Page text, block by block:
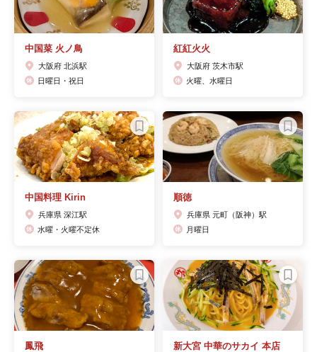
中国菜 火ノ鳥
大阪府 北浜駅
日曜日・祝日
紅紅火火
大阪府 茨木市駅
火曜、水曜日
中国料理 Kirin
兵庫県 深江駅
水曜・火曜不定休
順徳
兵庫県 元町（阪神）駅
月曜日
鳳飛 新大宮 中華のサカイ 本店